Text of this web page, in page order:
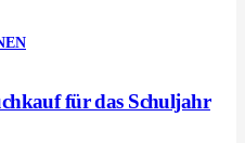
für das Schuljahr